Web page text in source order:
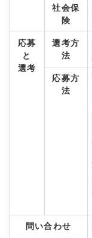
社会保
険
応募
と
選考
選考方
法
応募方
法
問い合わせ